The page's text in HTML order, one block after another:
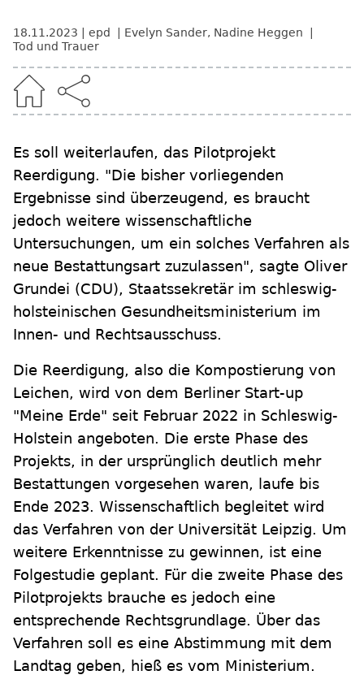
18.11.2023 epd Evelyn Sander, Nadine Heggen
Tod und Trauer
Es soll weiterlaufen, das Pilotprojekt
Reerdigung. "Die bisher vorliegenden
Ergebnisse sind überzeugend, es braucht
jedoch weitere wissenschaftliche
Untersuchungen, um ein solches Verfahren als
neue Bestattungsart zuzulassen", sagte Oliver
Grundei (CDU), Staatssekretär im schleswig-
holsteinischen Gesundheitsministerium im
Innen- und Rechtsausschuss.
Die Reerdigung, also die Kompostierung von
Leichen, wird von dem Berliner Start-up
"Meine Erde" seit Februar 2022 in Schleswig-
Holstein angeboten. Die erste Phase des
Projekts, in der ursprünglich deutlich mehr
Bestattungen vorgesehen waren, laufe bis
Ende 2023. Wissenschaftlich begleitet wird
das Verfahren von der Universität Leipzig. Um
weitere Erkenntnisse zu gewinnen, ist eine
Folgestudie geplant. Für die zweite Phase des
Pilotprojekts brauche es jedoch eine
entsprechende Rechtsgrundlage. Über das
Verfahren soll es eine Abstimmung mit dem
Landtag geben, hieß es vom Ministerium.